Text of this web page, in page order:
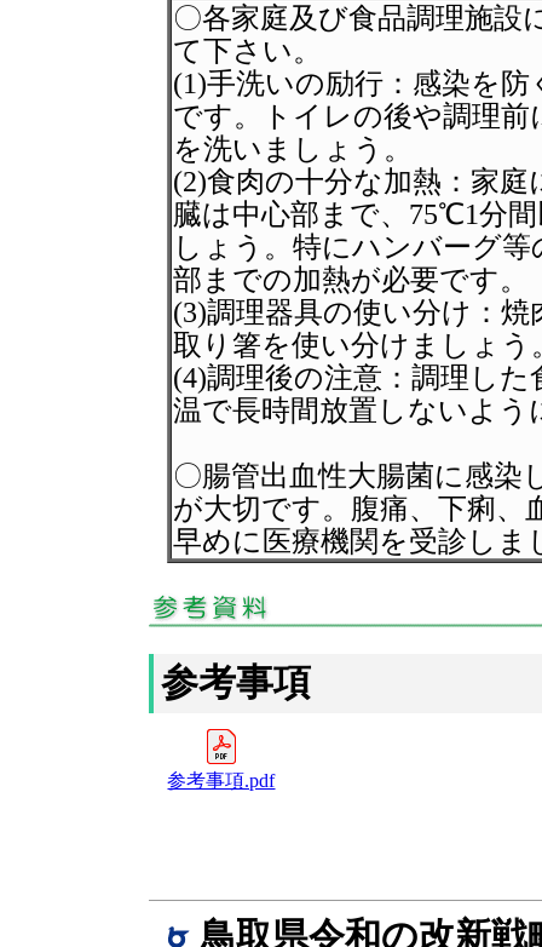
〇各家庭及び食品調理施設
て下さい。
(1)手洗いの励行：感染を
です。トイレの後や調理
を洗いましょう。
(2)食肉の十分な加熱：家
臓は中心部まで、75℃1分
しょう。特にハンバーグ
部までの加熱が必要です。
(3)調理器具の使い分け：
取り箸を使い分けましょう
(4)調理後の注意：調理し
温で長時間放置しないよう
〇腸管出血性大腸菌に感染
が大切です。腹痛、下痢、
早めに医療機関を受診しま
参考事項
参考事項.pdf
鳥取県令和の改新